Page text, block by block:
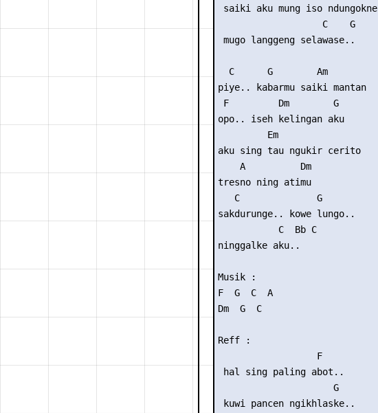
saiki aku mung iso ndungokne
                   C    G
mugo langgeng selawase..
  C      G        Am
piye.. kabarmu saiki mantan
F         Dm        G
opo.. iseh kelingan aku
         Em
aku sing tau ngukir cerito
    A          Dm
tresno ning atimu
   C              G
sakdurunge.. kowe lungo..
           C  Bb C
ninggalke aku..
Musik :
F  G  C  A
Dm  G  C
Reff :
                  F
hal sing paling abot..
                     G
kuwi pancen ngikhlaske..